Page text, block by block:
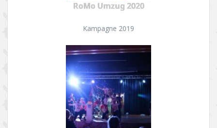
RoMo Umzug 2020
Kampagne 2019